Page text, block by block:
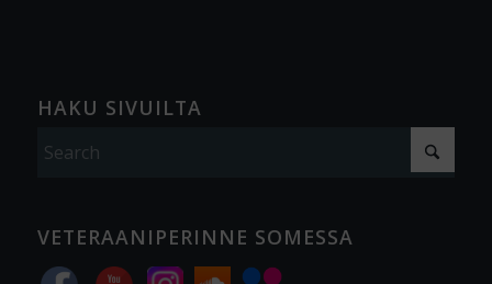
HAKU SIVUILTA
VETERAANIPERINNE SOMESSA